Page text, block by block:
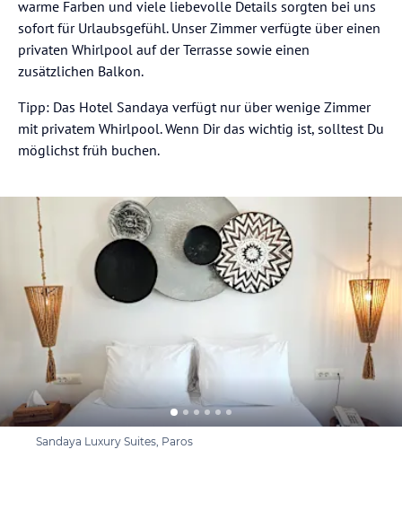
warme Farben und viele liebevolle Details sorgten bei uns
sofort für Urlaubsgefühl. Unser Zimmer verfügte über einen
privaten Whirlpool auf der Terrasse sowie einen
zusätzlichen Balkon.
Tipp: Das Hotel Sandaya verfügt nur über wenige Zimmer
mit privatem Whirlpool. Wenn Dir das wichtig ist, solltest Du
möglichst früh buchen.
Sandaya Luxury Suites, Paros